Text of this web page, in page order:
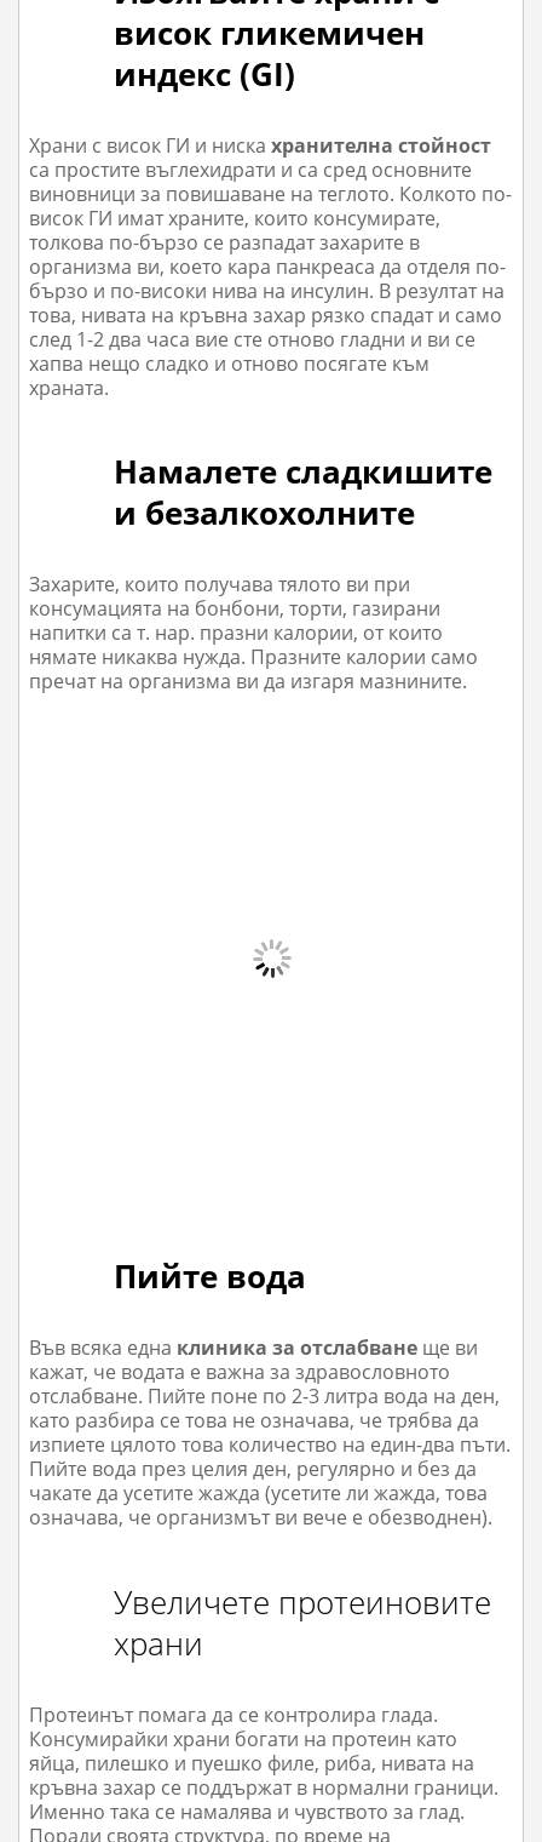
висок гликемичен
индекс (GI)
Храни с висок ГИ и нискахранителна стойност
са простите въглехидрати и са сред основните
виновници за повишаване на теглото. Колкото по-
висок ГИ имат храните, които консумирате,
толкова по-бързо се разпадат захарите в
организма ви, което кара панкреаса да отделя по-
бързо и по-високи нива на инсулин. В резултат на
това, нивата на кръвна захар рязко спадат и само
след 1-2 два часа вие сте отново гладни и ви се
хапва нещо сладко и отново посягате към
храната.
Намалете сладкишите
и безалкохолните
Захарите, които получава тялото ви при
консумацията на бонбони, торти, газирани
напитки са т. нар. празни калории, от които
нямате никаква нужда. Празните калории само
пречат на организма ви да изгаря мазнините.
Пийте вода
Във всяка една клиника за отслабване ще ви
кажат, че водата е важна за здравословното
отслабване. Пийте поне по 2-3 литра вода на ден,
като разбира се това не означава, че трябва да
изпиете цялото това количество на един-два пъти.
Пийте вода през целия ден, регулярно и без да
чакате да усетите жажда (усетите ли жажда, това
означава, че организмът ви вече е обезводнен).
Увеличете протеиновите
храни
Протеинът помага да се контролира глада.
Консумирайки храни богати на протеин като
яйца, пилешко и пуешко филе, риба, нивата на
кръвна захар се поддържат в нормални граници.
Именно така се намалява и чувството за глад.
Поради своята структура, по време на